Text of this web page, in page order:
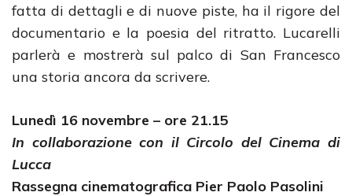
fatta di dettagli e di nuove piste, ha il rigore del
documentario e la poesia del ritratto. Lucarelli
parlerà e mostrerà sul palco di San Francesco
una storia ancora da scrivere.
Lunedì 16 novembre – ore 21.15
In collaborazione con il Circolo del Cinema di
Lucca
Rassegna cinematografica Pier Paolo Pasolini